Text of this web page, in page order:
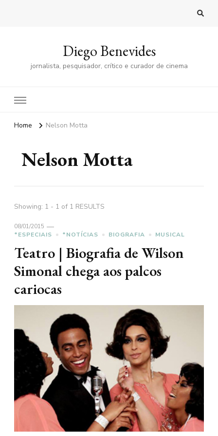
Diego Benevides
jornalista, pesquisador, crítico e curador de cinema
Home Nelson Motta
Nelson Motta
Showing: 1 - 1 of 1 RESULTS
08/01/2015
*ESPECIAIS
*NOTÍCIAS BIOGRAFIA MUSICAL
Teatro | Biografia de Wilson
Simonal chega aos palcos
cariocas